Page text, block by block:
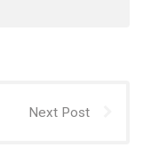
Next Post